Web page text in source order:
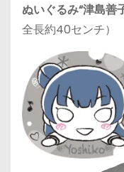
ぬいぐるみ“津島善
全長約40センチ）